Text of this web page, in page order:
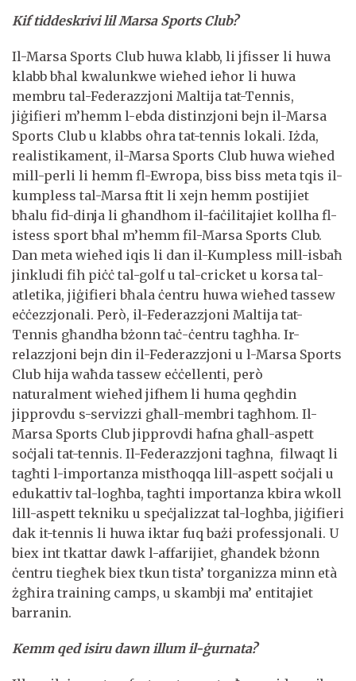
Kif tiddeskrivi lil Marsa Sports Club?
Il-Marsa Sports Club huwa klabb, li jfisser li huwa
klabb bħal kwalunkwe wieħed ieħor li huwa
membru tal-Federazzjoni Maltija tat-Tennis,
jiġifieri m’hemm l-ebda distinzjoni bejn il-Marsa
Sports Club u klabbs oħra tat-tennis lokali. Iżda,
realistikament, il-Marsa Sports Club huwa wieħed
mill-perli li hemm fl-Ewropa, biss biss meta tqis il-
kumpless tal-Marsa ftit li xejn hemm postijiet
bħalu fid-dinja li għandhom il-faċilitajiet kollha fl-
istess sport bħal m’hemm fil-Marsa Sports Club.
Dan meta wieħed iqis li dan il-Kumpless mill-isbaħ
jinkludi fih piċċ tal-golf u tal-cricket u korsa tal-
atletika, jiġifieri bħala ċentru huwa wieħed tassew
eċċezzjonali. Però, il-Federazzjoni Maltija tat-
Tennis għandha bżonn taċ-ċentru tagħha. Ir-
relazzjoni bejn din il-Federazzjoni u l-Marsa Sports
Club hija waħda tassew eċċellenti, però
naturalment wieħed jifhem li huma qegħdin
jipprovdu s-servizzi għall-membri tagħhom. Il-
Marsa Sports Club jipprovdi ħafna għall-aspett
soċjali tat-tennis. Il-Federazzjoni tagħna, filwaqt li
tagħti l-importanza mistħoqqa lill-aspett soċjali u
edukattiv tal-logħba, tagħti importanza kbira wkoll
lill-aspett tekniku u speċjalizzat tal-logħba, jiġifieri
dak it-tennis li huwa iktar fuq bażi professjonali. U
biex int tkattar dawk l-affarijiet, għandek bżonn
ċentru tiegħek biex tkun tista’ torganizza minn età
żgħira training camps, u skambji ma’ entitajiet
barranin.
Kemm qed isiru dawn illum il-ġurnata?